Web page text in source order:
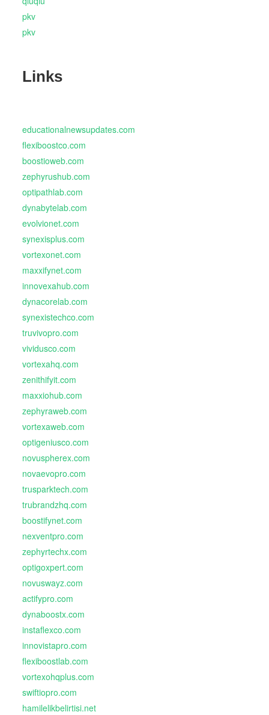
pkv
pkv
Links
educationalnewsupdates.com
flexiboostco.com
boostioweb.com
zephyrushub.com
optipathlab.com
dynabytelab.com
evolvionet.com
synexisplus.com
vortexonet.com
maxxifynet.com
innovexahub.com
dynacorelab.com
synexistechco.com
truvivopro.com
vividusco.com
vortexahq.com
zenithifyit.com
maxxiohub.com
zephyraweb.com
vortexaweb.com
optigeniusco.com
novuspherex.com
novaevopro.com
trusparktech.com
trubrandzhq.com
boostifynet.com
nexventpro.com
zephyrtechx.com
optigoxpert.com
novuswayz.com
actifypro.com
dynaboostx.com
instaflexco.com
innovistapro.com
flexiboostlab.com
vortexohqplus.com
swiftiopro.com
hamilelikbelirtisi.net